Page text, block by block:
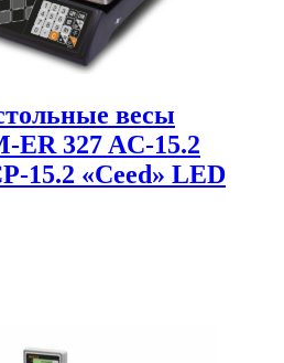
весы
ER 327 AC-15.2
15.2 «Ceed» LED